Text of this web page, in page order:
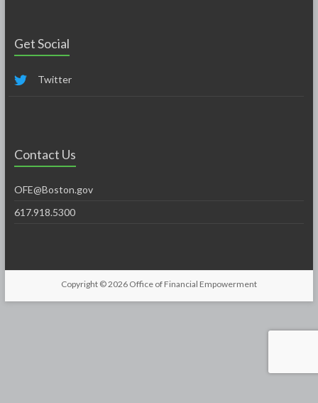
Get Social
Twitter
Contact Us
OFE@Boston.gov
617.918.5300
Copyright © 2026 Office of Financial Empowerment